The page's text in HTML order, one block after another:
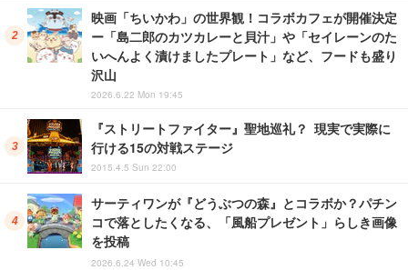
映画「ちいかわ」の世界観！コラボカフェが開催決定
ー「島二郎のカツカレーと貝汁」や「セイレーンのた
いへんよく漬けましたプレート」など、フードも盛り
沢山
2026.6.22 Mon 19:45
『ストリートファイター』聖地巡礼？ 現実で実際に
行ける15の対戦ステージ
2015.4.5 Sun 22:00
サーティワンが『どうぶつの森』とコラボか？パチン
コで落としたくなる、「風船プレゼント」らしき画像
を投稿
2026.6.24 Wed 10:45